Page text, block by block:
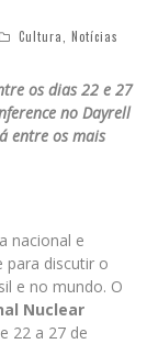
Cultura Notícias
os dias 22 e 27
no Dayrell
entre os mais
nacional e
para discutir o
e no mundo. O
Nuclear
22 a 27 de